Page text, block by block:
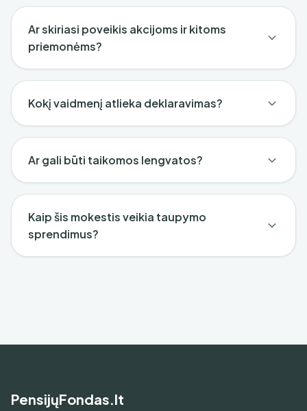
Ar skiriasi poveikis akcijoms ir kitoms
priemonėms?
Kokį vaidmenį atlieka deklaravimas?
Ar gali būti taikomos lengvatos?
Kaip šis mokestis veikia taupymo
sprendimus?
PensijųFondas.lt